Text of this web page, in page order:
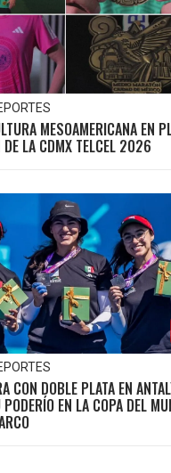
MESOAMERICANA EN
DE LA CDMX TELCEL 2026
CON DOBLE PLATA EN
EN LA COPA DEL